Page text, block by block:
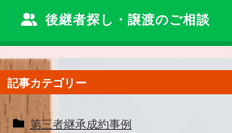
後継者探し・譲渡のご相談
記事カテゴリー
第三者継承成約事例